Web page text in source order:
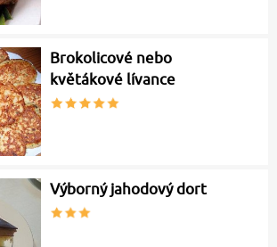
Brokolicové nebo
květákové lívance
Výborný jahodový dort